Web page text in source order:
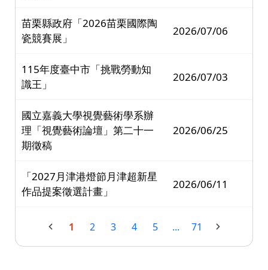
苗栗縣政府「2026苗栗國際陶
瓷競賽展」
2026/07/06
115年度臺中市「挑戰勞動知
識王」
2026/07/03
國立嘉義大學視覺藝術學系辦
理「視覺藝術論壇」第二十一
期徵稿
2026/06/25
「2027月津港燈節月津超新星
作品提案徵選計畫」
2026/06/11
1 2 3 4 5 ... 71